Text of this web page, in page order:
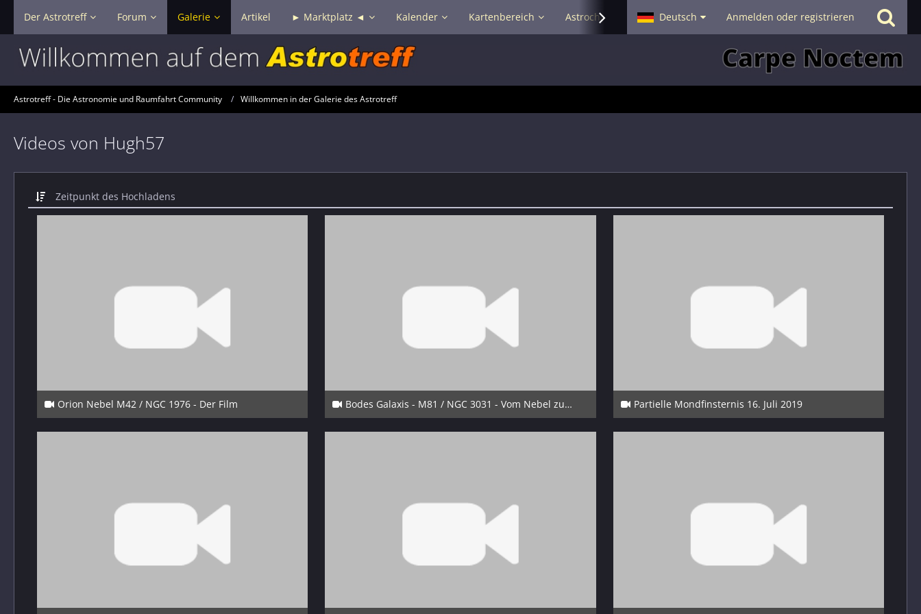
Der Astrotreff Forum Galerie Artikel ► Marktplatz ◄ Kalender Kartenbereich Astrochat - Smalltalk Hilfe
Deutsch Anmelden oder registrieren
Astrotreff - Die Astronomie und Raumfahrt Community Willkommen in der Galerie des Astrotreff
Videos von Hugh57
Zeitpunkt des Hochladens
Orion Nebel M42 / NGC 1976 - Der Film
4. Januar 2025
4
Bodes Galaxis - M81 / NGC 3031 - Vom Nebel zur Galaxis
20. Dezember 2023
5
Partielle Mondfinsternis 16. Juli 2019
14. September 2023
1